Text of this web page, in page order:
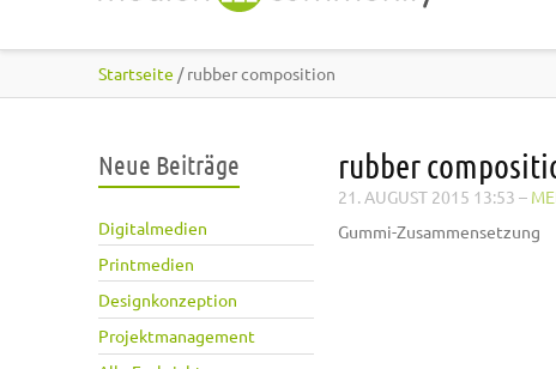
Startseite / rubber composition
Neue Beiträge
Digitalmedien
Printmedien
Designkonzeption
Projektmanagement
rubber
21. AUGUST 2015 13:53 –
Gummi-Zusammensetzung